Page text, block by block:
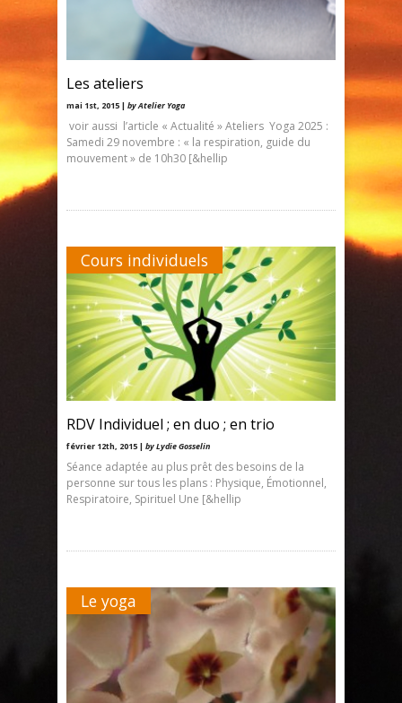
Les ateliers
mai 1st, 2015 | by Atelier Yoga
voir aussi l’article « Actualité » Ateliers Yoga 2025 :
Samedi 29 novembre : « la respiration, guide du
mouvement » de 10h30 [&hellip
Cours individuels
RDV Individuel ; en duo ; en trio
février 12th, 2015 | by Lydie Gosselin
Séance adaptée au plus prêt des besoins de la
personne sur tous les plans : Physique, Émotionnel,
Respiratoire, Spirituel Une [&hellip
Le yoga